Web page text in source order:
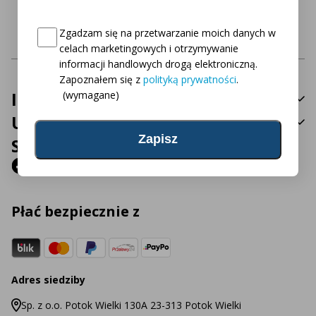
dostępne bezpośrednio
Informacje
Usługa
Social Media
Płać bezpiecznie z
Adres siedziby
Sp. z o.o. Potok Wielki 130A 23-313 Potok Wielki
Consent (wymagane)
Zgadzam się na przetwarzanie moich danych w
celach marketingowych i otrzymywanie
informacji handlowych drogą elektroniczną.
Zapoznałem się z polityką prywatności.
(wymagane)